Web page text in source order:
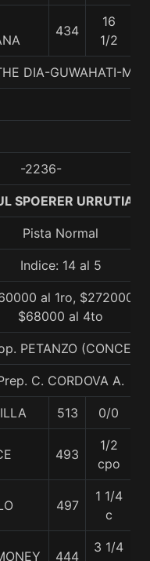
434
16
1/2
DIA-GUWAHATI-
-2236-
SPOERER URRUTIA,
Pista Normal
Indice: 14 al 5
al 1ro, $272000
$68000 al 4to
PETANZO (CONCE)
C. CORDOVA A.
513 0/0
493
1/2
cpo
497
1 1/4
c
444
3 1/4